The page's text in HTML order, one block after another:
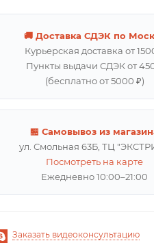
🚚 Доставка СДЭК по
Курьерская доставка от
Пункты выдачи СДЭК от
(бесплатно от 5000 ₽)
🏪 Самовывоз из
ул. Смольная 63Б, ТЦ
Посмотреть на карте
Ежедневно 10:00–21:00
Заказать видеоконсультацию